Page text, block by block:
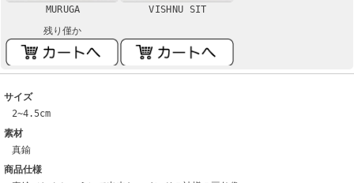
MURUGA
残り僅か
VISHNU SIT
サイズ
2~4.5cm
素材
真鍮
商品仕様